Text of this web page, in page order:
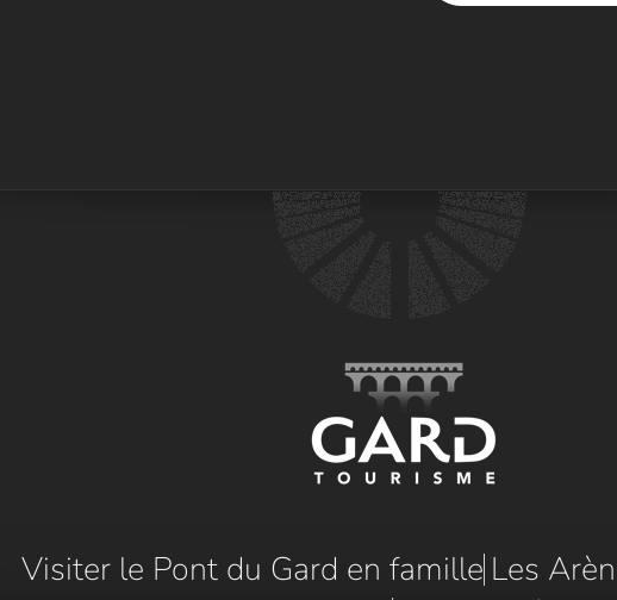
Visiter le Pont du Gard en famille Les